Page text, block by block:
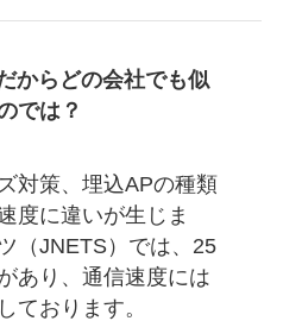
からどの会社でも似
では？
対策、埋込APの種類
度に違いが生じま
（JNETS）では、25
あり、通信速度には
ております。